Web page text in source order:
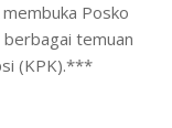
Posko
berbagai temuan
(KPK).***